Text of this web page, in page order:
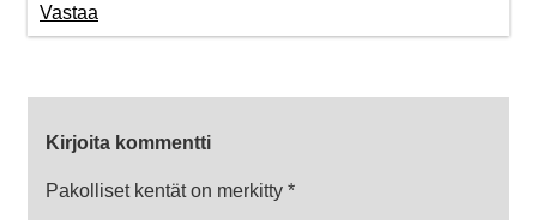
Vastaa
Kirjoita kommentti
Pakolliset kentät on merkitty *